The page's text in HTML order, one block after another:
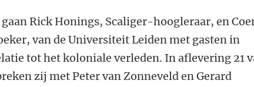
Rick Honings, Scaliger-hoogleraar, en
van de Universiteit Leiden met gasten in
tot het koloniale verleden. In aflevering 21
zij met Peter van Zonneveld en Gerard